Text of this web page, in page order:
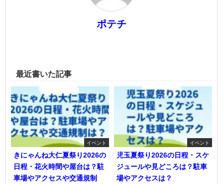
ポテチ
最近書いた記事
イベント
きにゃんね大仁夏祭り2026の
日程・花火時間や屋台は？駐
車場やアクセスや交通規制
イベント
児玉夏祭り2026の日程・スケ
ジュールや見どころは？駐車
場やアクセスは？